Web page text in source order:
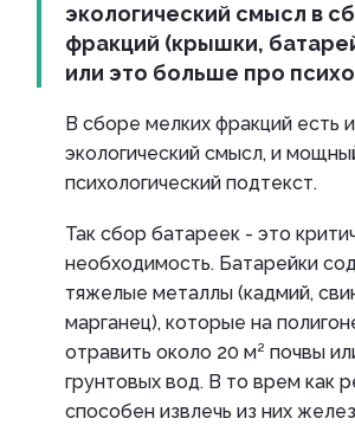
экологический смысл в
фракций (крышки,
или это больше про
В сборе мелких фракций есть
экологический смысл, и
психологический подтекст.
Так сбор батареек - это
необходимость. Батарейки
тяжелые металлы (кадмий,
марганец), которые на
отравить около 20 м² почвы
грунтовых вод. В то врем как
способен извлечь из них